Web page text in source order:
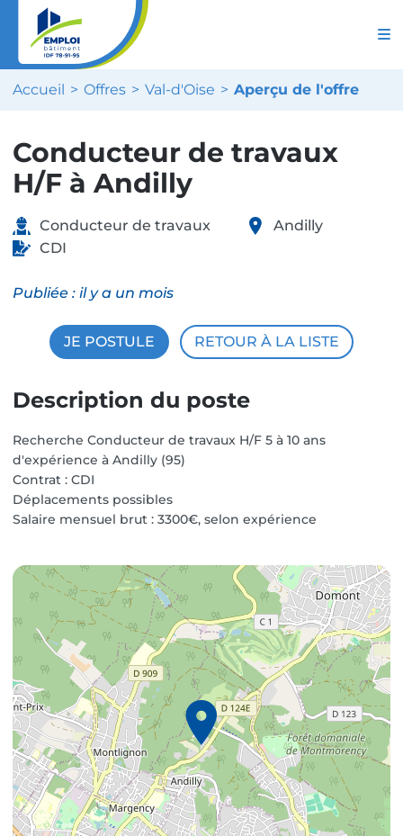
Accueil Offres Val-d'Oise Aperçu de l'offre
Conducteur de travaux
H/F à Andilly
Conducteur de travaux
Andilly
CDI
Publiée : il y a un mois
JE POSTULE RETOUR À LA LISTE
Description du poste
Recherche Conducteur de travaux H/F 5 à 10 ans
d'expérience à Andilly (95)
Contrat : CDI
Déplacements possibles
Salaire mensuel brut : 3300€, selon expérience